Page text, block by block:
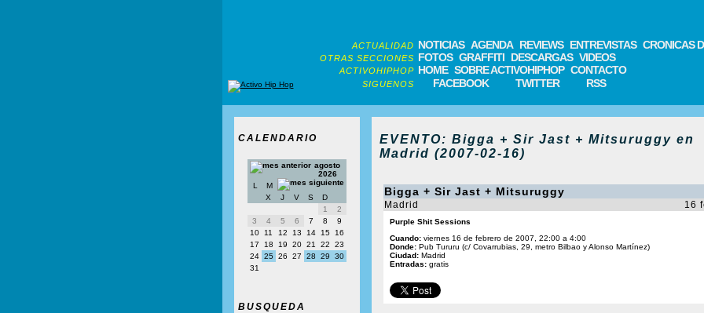
ACTUALIDAD NOTICIAS AGENDA REVIEWS ENTREVISTAS CRONICAS
OTRAS SECCIONES FOTOS GRAFFITI DESCARGAS VIDEOS
ACTIVOHIPHOP HOME SOBRE ACTIVOHIPHOP CONTACTO
SIGUENOS FACEBOOK TWITTER RSS
CALENDARIO
agosto
2026
L
M
X
J V S
D
1
2
3
4 5 6 7 8
9
10
11 12 13 14 15
16
17
18 19 20 21 22
23
24 25 26 27 28 29
30
31
BUSQUEDA
EVENTO: Bigga + Sir Jast + Mitsuruggy en
Madrid (2007-02-16)
Bigga + Sir Jast + Mitsuruggy
Madrid 16
Purple Shit Sessions
Cuando:viernes 16 de febrero de 2007, 22:00 a 4:00
Donde:Pub Tururu (c/ Covarrubias, 29, metro Bilbao y Alonso Martínez)
Ciudad:Madrid
Entradas: gratis